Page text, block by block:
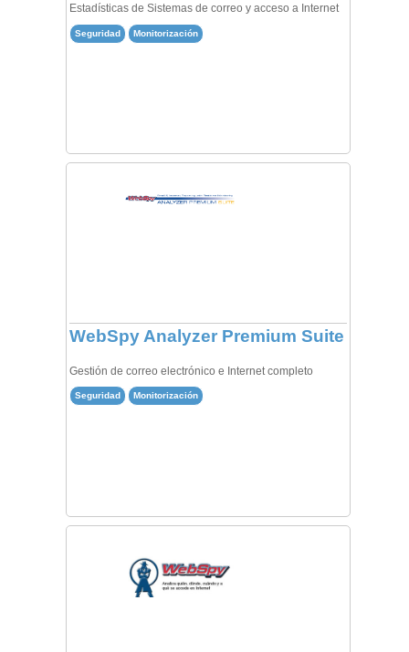
Estadísticas de Sistemas de correo y acceso a Internet
Seguridad Monitorización
WebSpy Analyzer Premium Suite
Gestión de correo electrónico e Internet completo
Seguridad Monitorización